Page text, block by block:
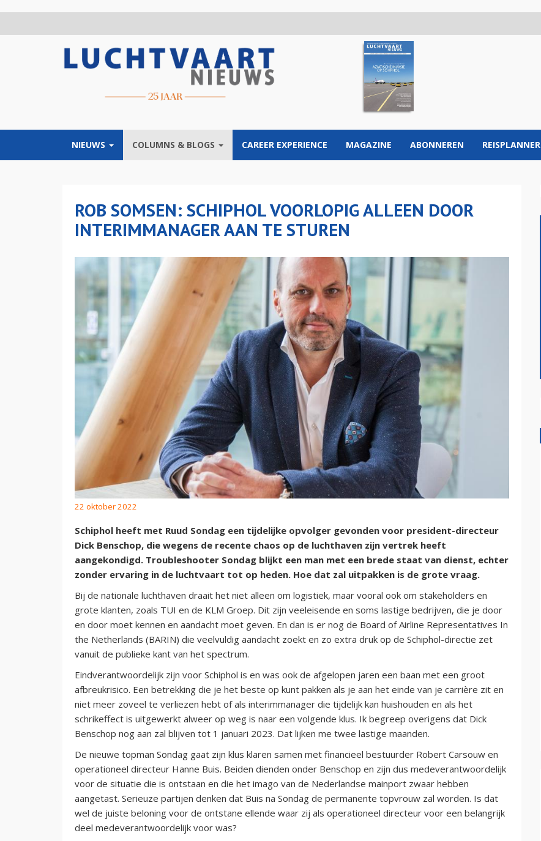
NIEUWS COLUMNS & BLOGS CAREER EXPERIENCE MAGAZINE ABONNEREN REISPLANNER
ROB SOMSEN: SCHIPHOL VOORLOPIG ALLEEN DOOR
INTERIMMANAGER AAN TE STUREN
22 oktober 2022
Schiphol heeft met Ruud Sondag een tijdelijke opvolger gevonden voor president-directeur
Dick Benschop, die wegens de recente chaos op de luchthaven zijn vertrek heeft
aangekondigd. Troubleshooter Sondag blijkt een man met een brede staat van dienst, echter
zonder ervaring in de luchtvaart tot op heden. Hoe dat zal uitpakken is de grote vraag.
Bij de nationale luchthaven draait het niet alleen om logistiek, maar vooral ook om stakeholders en
grote klanten, zoals TUI en de KLM Groep. Dit zijn veeleisende en soms lastige bedrijven, die je door
en door moet kennen en aandacht moet geven. En dan is er nog de Board of Airline Representatives In
the Netherlands (BARIN) die veelvuldig aandacht zoekt en zo extra druk op de Schiphol-directie zet
vanuit de publieke kant van het spectrum.
Eindverantwoordelijk zijn voor Schiphol is en was ook de afgelopen jaren een baan met een groot
afbreukrisico. Een betrekking die je het beste op kunt pakken als je aan het einde van je carrière zit en
niet meer zoveel te verliezen hebt of als interimmanager die tijdelijk kan huishouden en als het
schrikeffect is uitgewerkt alweer op weg is naar een volgende klus. Ik begreep overigens dat Dick
Benschop nog aan zal blijven tot 1 januari 2023. Dat lijken me twee lastige maanden.
De nieuwe topman Sondag gaat zijn klus klaren samen met financieel bestuurder Robert Carsouw en
operationeel directeur Hanne Buis. Beiden dienden onder Benschop en zijn dus medeverantwoordelijk
voor de situatie die is ontstaan en die het imago van de Nederlandse mainport zwaar hebben
aangetast. Serieuze partijen denken dat Buis na Sondag de permanente topvrouw zal worden. Is dat
wel de juiste beloning voor de ontstane ellende waar zij als operationeel directeur voor een belangrijk
deel medeverantwoordelijk voor was?